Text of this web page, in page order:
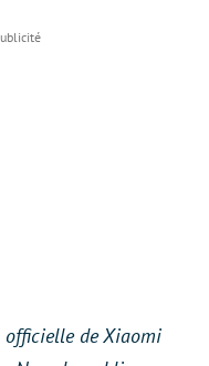
officielle de Xiaomi